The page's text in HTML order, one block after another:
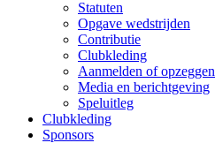
Statuten
Opgave wedstrijden
Contributie
Clubkleding
Aanmelden of opzeggen
Media en berichtgeving
Speluitleg
Clubkleding
Sponsors